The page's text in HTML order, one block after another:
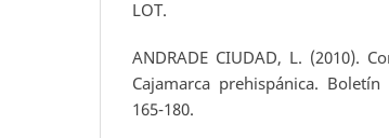
LOT.
ANDRADE CIUDAD, L. (2010).
Cajamarca prehispánica.
165-180.